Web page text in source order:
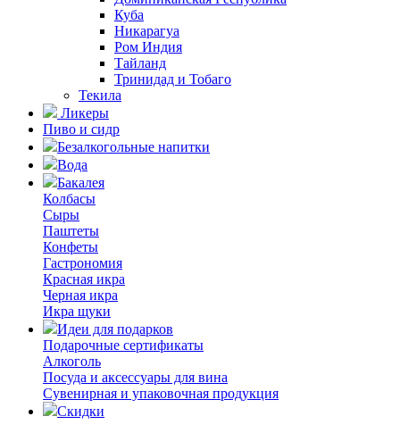
Куба
Никарагуа
Ром Индия
Тайланд
Тринидад и Тобаго
Текила
Ликеры
Пиво и сидр
Безалкогольные напитки
Вода
Бакалея
Колбасы
Сыры
Паштеты
Конфеты
Гастрономия
Красная икра
Черная икра
Икра щуки
Идеи для подарков
Подарочные сертификаты
Алкоголь
Посуда и аксессуары для вина
Сувенирная и упаковочная продукция
Скидки